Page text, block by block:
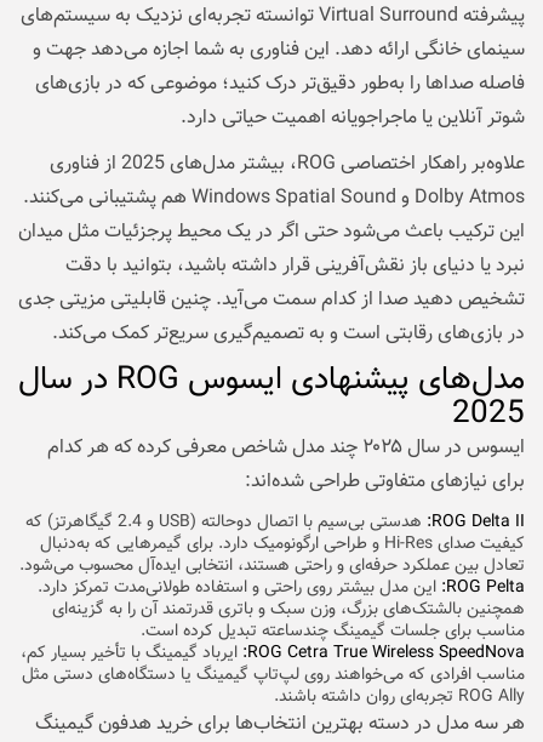
پیشرفته Virtual Surround توانسته تجربه‌ای نزدیک به سیستم‌های
سینمای خانگی ارائه دهد. این فناوری به شما اجازه می‌دهد جهت و
فاصله صداها را به‌طور دقیق‌تر درک کنید؛ موضوعی که در بازی‌های
شوتر آنلاین یا ماجراجویانه اهمیت حیاتی دارد.
علاوه‌بر راهکار اختصاصی ROG، بیشتر مدل‌های 2025 از فناوری
Dolby Atmos و Windows Spatial Sound هم پشتیبانی می‌کنند.
این ترکیب باعث می‌شود حتی اگر در یک محیط پرجزئیات مثل میدان
نبرد یا دنیای باز نقش‌آفرینی قرار داشته باشید، بتوانید با دقت
تشخیص دهید صدا از کدام سمت می‌آید. چنین قابلیتی مزیتی جدی
در بازی‌های رقابتی است و به تصمیم‌گیری سریع‌تر کمک می‌کند.
مدل‌های پیشنهادی ایسوس ROG در سال
2025
ایسوس در سال ۲۰۲۵ چند مدل شاخص معرفی کرده که هر کدام
برای نیازهای متفاوتی طراحی شده‌اند:
ROG Delta II:
هدستی بی‌سیم با اتصال دوحالته (USB و 2.4 گیگاهرتز) که
کیفیت صدای Hi-Res و طراحی ارگونومیک دارد. برای گیمرهایی که به‌دنبال
تعادل بین عملکرد حرفه‌ای و راحتی هستند، انتخابی ایده‌آل محسوب می‌شود.
ROG Pelta: این مدل بیشتر روی راحتی و استفاده طولانی‌مدت تمرکز دارد.
همچنین بالشتک‌های بزرگ، وزن سبک و باتری قدرتمند آن را به گزینه‌ای
مناسب برای جلسات گیمینگ چندساعته تبدیل کرده است.
ROG Cetra True Wireless SpeedNova: ایرباد گیمینگ با تأخیر بسیار کم،
مناسب افرادی که می‌خواهند روی لپ‌تاپ گیمینگ یا دستگاه‌های دستی مثل
ROG Ally تجربه‌ای روان داشته باشند.
هر سه مدل در دسته بهترین انتخاب‌ها برای خرید هدفون گیمینگ